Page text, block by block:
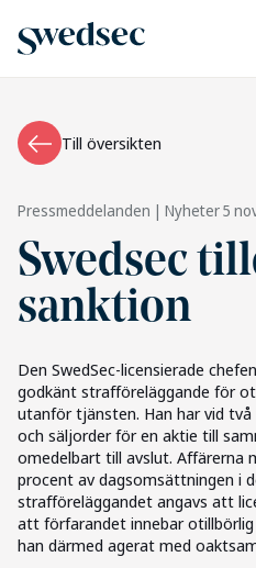
Till översikten
Pressmeddelanden | Nyheter5
Swedsec
sanktion
Den SwedSec-licensierade
godkänt strafföreläggande för
utanför tjänsten. Han har vid
och säljorder för en aktie till
omedelbart till avslut. Affärerna
procent av dagsomsättningen i
strafföreläggandet angavs att
att förfarandet innebar
han därmed agerat med